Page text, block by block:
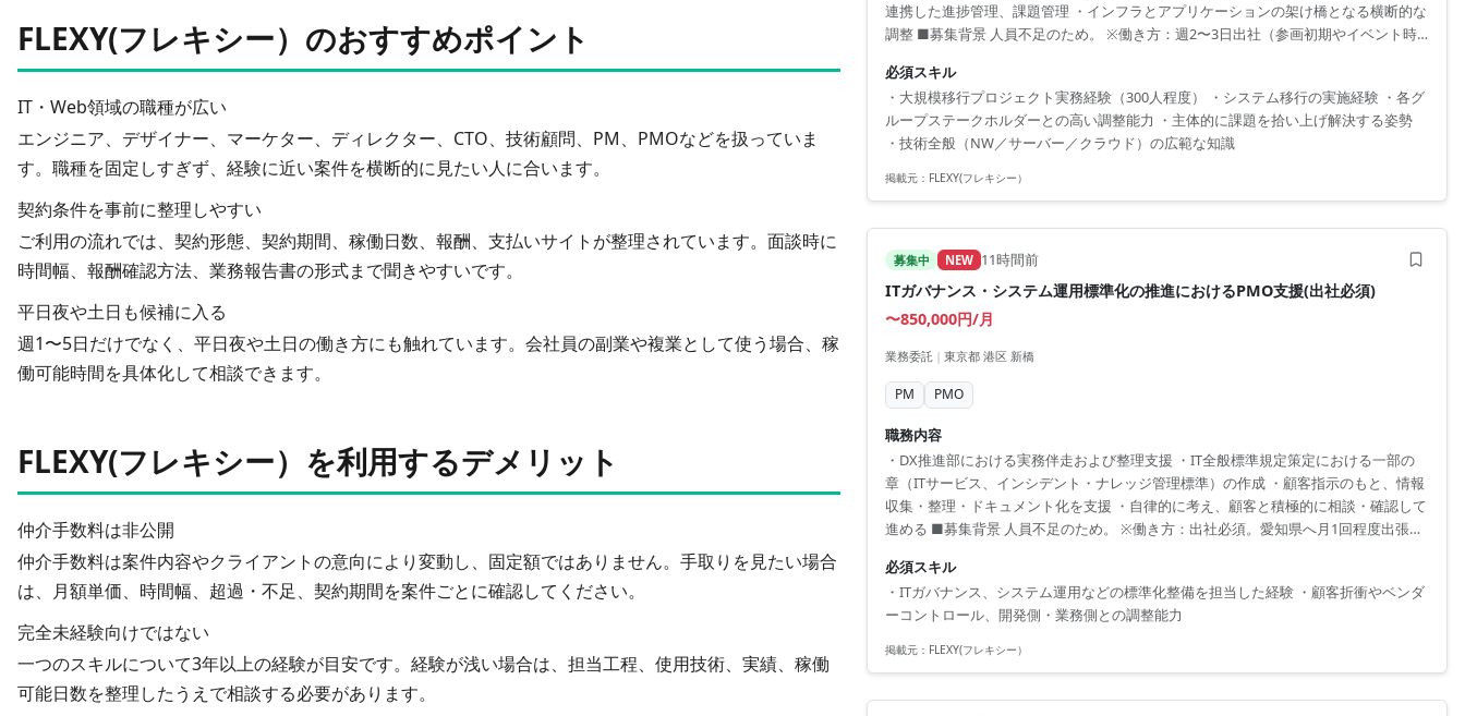
FLEXY(フレキシー）のおすすめポイント
IT・Web領域の職種が広い
エンジニア、デザイナー、マーケター、ディレクター、CTO、技術顧問、PM、PMOなどを扱っていま
す。職種を固定しすぎず、経験に近い案件を横断的に見たい人に合います。
契約条件を事前に整理しやすい
ご利用の流れでは、契約形態、契約期間、稼働日数、報酬、支払いサイトが整理されています。面談時に
時間幅、報酬確認方法、業務報告書の形式まで聞きやすいです。
平日夜や土日も候補に入る
週1〜5日だけでなく、平日夜や土日の働き方にも触れています。会社員の副業や複業として使う場合、稼
働可能時間を具体化して相談できます。
FLEXY(フレキシー）を利用するデメリット
仲介手数料は非公開
仲介手数料は案件内容やクライアントの意向により変動し、固定額ではありません。手取りを見たい場合
は、月額単価、時間幅、超過・不足、契約期間を案件ごとに確認してください。
完全未経験向けではない
一つのスキルについて3年以上の経験が目安です。経験が浅い場合は、担当工程、使用技術、実績、稼働
可能日数を整理したうえで相談する必要があります。
連携した進捗管理、課題管理 ・インフラとアプリケーションの架け橋となる横断的な
調整 ■募集背景 人員不足のため。 ※働き方：週2〜3日出社（参画初期やイベント時
必須スキル
・大規模移行プロジェクト実務経験（300人程度） ・システム移行の実施経験 ・各グ
ループステークホルダーとの高い調整能力 ・主体的に課題を拾い上げ解決する姿勢
・技術全般（NW／サーバー／クラウド）の広範な知識
掲載元： FLEXY(フレキシー）
募集中 NEW 11時間前
ITガバナンス・システム運用標準化の推進におけるPMO支援(出社必須)
〜850,000円/月
業務委託 | 東京都 港区 新橋
PM PMO
職務内容
・DX推進部における実務伴走および整理支援 ・IT全般標準規定策定における一部の
章（ITサービス、インシデント・ナレッジ管理標準）の作成 ・顧客指示のもと、情報
収集・整理・ドキュメント化を支援 ・自律的に考え、顧客と積極的に相談・確認して
進める ■募集背景 人員不足のため。 ※働き方：出社必須。愛知県へ月1回程度出張あ
必須スキル
・ITガバナンス、システム運用などの標準化整備を担当した経験 ・顧客折衝やベンダ
ーコントロール、開発側・業務側との調整能力
掲載元： FLEXY(フレキシー）